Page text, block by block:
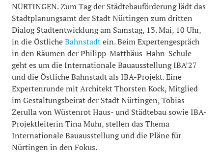
NÜRTINGEN. Zum Tag der Städtebauförderung lädt das
Stadtplanungsamt der Stadt Nürtingen zum dritten
Dialog Stadtentwicklung am Samstag, 13. Mai, 10 Uhr,
in die ÖstlicheBahnstadtein. Beim Expertengespräch
in den Räumen der Philipp-Matthäus-Hahn-Schule
geht es um die Internationale Bauausstellung IBA’27
und die Östliche Bahnstadt als IBA-Projekt. Eine
Expertenrunde mit Architekt Thorsten Kock, Mitglied
im Gestaltungsbeirat der Stadt Nürtingen, Tobias
Zerulla von Wüstenrot Haus- und Städtebau sowie IBA-
Projektleiterin Tina Muhr, stellen das Thema
Internationale Bauausstellung und die Pläne für
Nürtingen in den Fokus.